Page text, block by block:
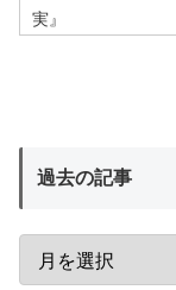
実』
過去の記事